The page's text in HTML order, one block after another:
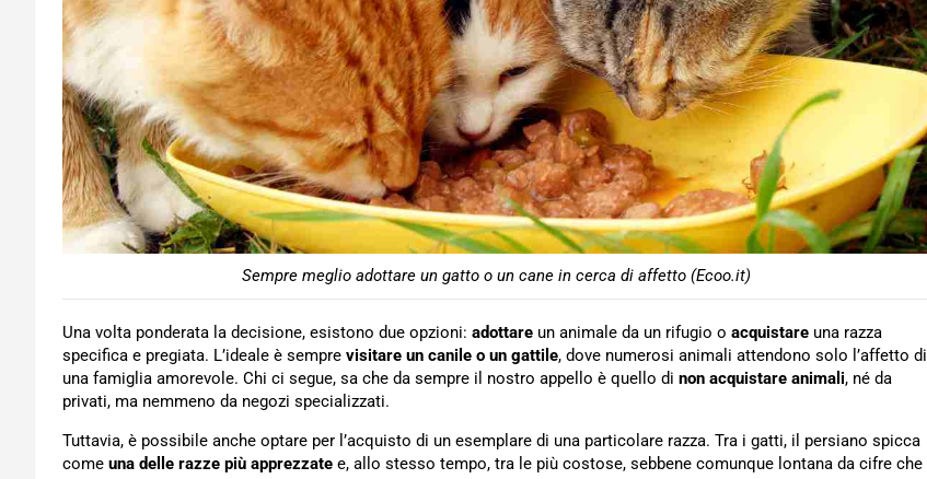
Sempre meglio adottare un gatto o un cane in cerca di affetto (Ecoo.it)
Una volta ponderata la decisione, esistono due opzioni: adottare un animale da un rifugio o acquistare una razza
specifica e pregiata. L’ideale è sempre visitare un canile o un gattile, dove numerosi animali attendono solo l’affetto di
una famiglia amorevole. Chi ci segue, sa che da sempre il nostro appello è quello di non acquistare animali, né da
privati, ma nemmeno da negozi specializzati.
Tuttavia, è possibile anche optare per l’acquisto di un esemplare di una particolare razza. Tra i gatti, il persiano spicca
come una delle razze più apprezzate e, allo stesso tempo, tra le più costose, sebbene comunque lontana da cifre che